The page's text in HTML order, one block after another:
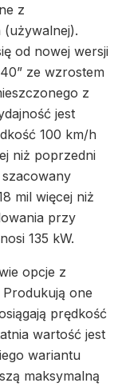
z
od nowej wersji
ze wzrostem
z
jest
100 km/h
niż poprzedni
mil więcej niż
przy
135 kW.
opcje z
one
prędkość
wartość jest
wariantu
maksymalną